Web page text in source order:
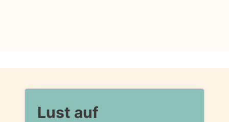
Lust auf